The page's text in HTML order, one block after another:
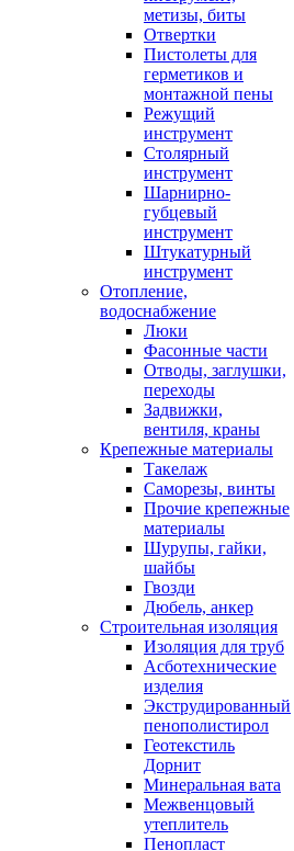
метизы, биты
Отвертки
Пистолеты для
герметиков и
монтажной пены
Режущий
инструмент
Столярный
инструмент
Шарнирно-
губцевый
инструмент
Штукатурный
инструмент
Отопление,
водоснабжение
Люки
Фасонные части
Отводы, заглушки,
переходы
Задвижки,
вентиля, краны
Крепежные материалы
Такелаж
Саморезы, винты
Прочие крепежные
материалы
Шурупы, гайки,
шайбы
Гвозди
Дюбель, анкер
Строительная изоляция
Изоляция для труб
Асботехнические
изделия
Экструдированный
пенополистирол
Геотекстиль
Дорнит
Минеральная вата
Межвенцовый
утеплитель
Пенопласт